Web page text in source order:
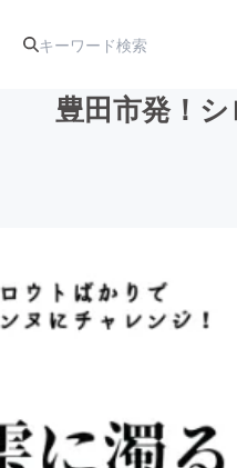
テクノロジー・ガジェット
ビジネス・起業
豊田市発！